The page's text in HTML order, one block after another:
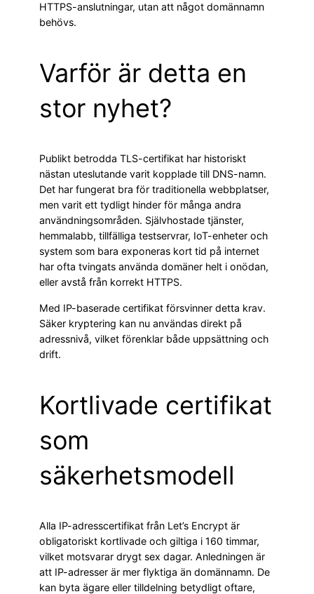
HTTPS-anslutningar, utan att något domännamn
behövs.
Varför är detta en
stor nyhet?
Publikt betrodda TLS-certifikat har historiskt
nästan uteslutande varit kopplade till DNS-namn.
Det har fungerat bra för traditionella webbplatser,
men varit ett tydligt hinder för många andra
användningsområden. Självhostade tjänster,
hemmalabb, tillfälliga testservrar, IoT-enheter och
system som bara exponeras kort tid på internet
har ofta tvingats använda domäner helt i onödan,
eller avstå från korrekt HTTPS.
Med IP-baserade certifikat försvinner detta krav.
Säker kryptering kan nu användas direkt på
adressnivå, vilket förenklar både uppsättning och
drift.
Kortlivade certifikat
som
säkerhetsmodell
Alla IP-adresscertifikat från Let’s Encrypt är
obligatoriskt kortlivade och giltiga i 160 timmar,
vilket motsvarar drygt sex dagar. Anledningen är
att IP-adresser är mer flyktiga än domännamn. De
kan byta ägare eller tilldelning betydligt oftare,